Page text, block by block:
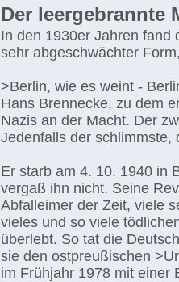
Der leergebrannte
In den 1930er Jahren fand
sehr abgeschwächter
>Berlin, wie es weint -
Hans Brennecke, zu dem
Nazis an der Macht. Der
Jedenfalls der schlimmste,
Er starb am 4. 10. 1940 in
vergaß ihn nicht. Seine
Abfalleimer der Zeit, viele
vieles und so viele
überlebt. So tat die
sie den ostpreußischen
im Frühjahr 1978 mit einer